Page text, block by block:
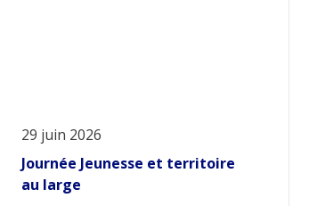
29 juin 2026
Journée Jeunesse et territoire
au large